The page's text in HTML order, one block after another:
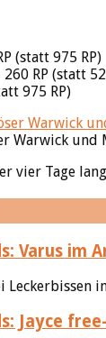
(statt 975 RP)
RP (statt
975 RP)
Warwick und
vier Tage
Leckerbissen